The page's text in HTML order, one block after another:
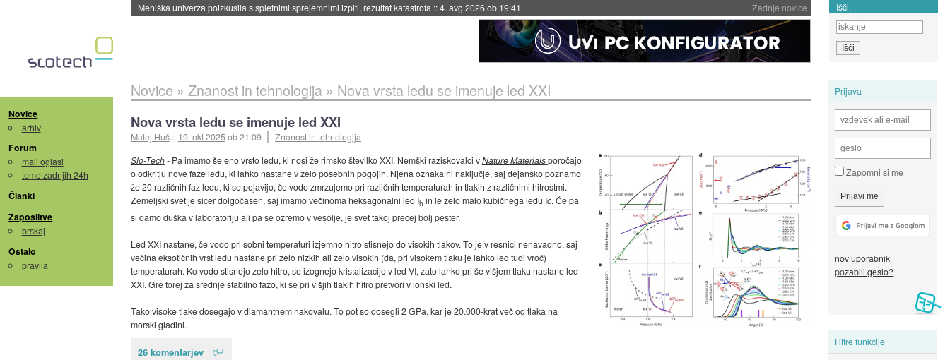
Zadnje novice
Evropska vesoljska agencija razvija svojo raketo za večkratno uporabo::4. avg 2026 ob 19:41 Išči:
Novice
arhiv
Forum
mali oglasi
teme zadnjih 24h
Članki
Zaposlitve
brskaj
Ostalo
pravila
Prijava
Zapomni si me
nov uporabnik
pozabili geslo?
Hitre funkcije
Novice » Znanost in tehnologija» Nova vrsta ledu se imenuje led XXI
Nova vrsta ledu se imenuje led XXI
Matej Huš :: 19. okt 2025ob 21:09
Znanost in tehnologija
Slo-Tech- Pa imamo še eno vrsto ledu, ki nosi že rimsko številko XXI. Nemški raziskovalci vNature Materialsporočajo
o odkritju nove faze ledu, ki lahko nastane v zelo posebnih pogojih. Njena oznaka ni naključje, saj dejansko poznamo
že 20 različnih faz ledu, ki se pojavijo, če vodo zmrzujemo pri različnih temperaturah in tlakih z različnimi hitrostmi.
Zemeljski svet je sicer dolgočasen, saj imamo večinoma heksagonalni led Ih in le zelo malo kubičnega ledu Ic. Če pa
si damo duška v laboratoriju ali pa se ozremo v vesolje, je svet takoj precej bolj pester.
Led XXI nastane, če vodo pri sobni temperaturi izjemno hitro stisnejo do visokih tlakov. To je v resnici nenavadno, saj
večina eksotičnih vrst ledu nastane pri zelo nizkih ali zelo visokih (da, pri visokem tlaku je lahko led tudi vroč)
temperaturah. Ko vodo stisnejo zelo hitro, se izognejo kristalizacijo v led VI, zato lahko pri še višjem tlaku nastane led
XXI. Gre torej za srednje stabilno fazo, ki se pri višjih tlakih hitro pretvori v ionski led.
Tako visoke tlake dosegajo v diamantnem nakovalu. To pot so dosegli 2 GPa, kar je 20.000-krat več od tlaka na
morski gladini.
26 komentarjev